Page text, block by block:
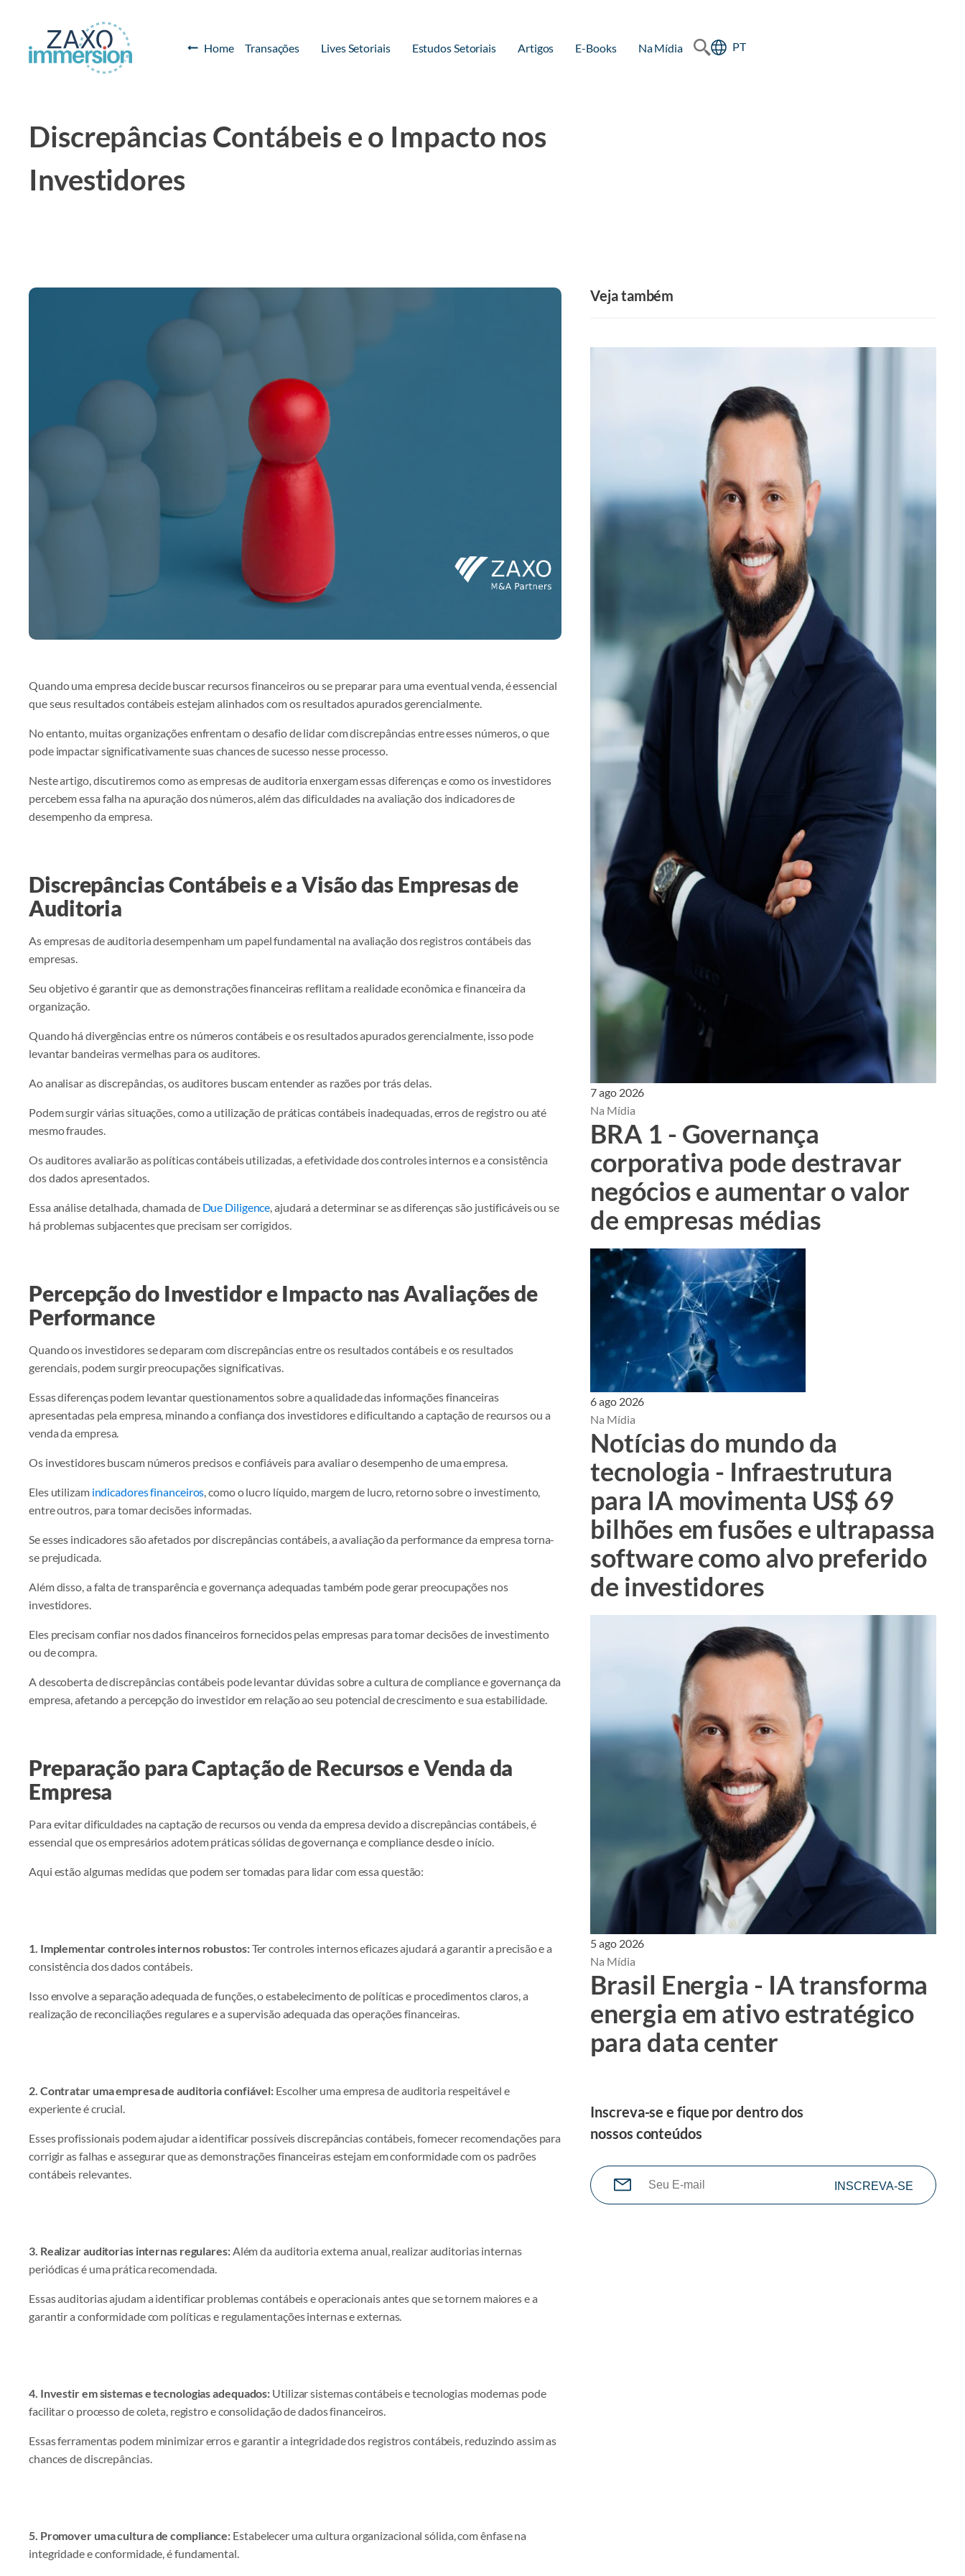
Home Transações Lives Setoriais Estudos Setoriais Artigos E-Books Na Mídia PT
Discrepâncias Contábeis e o Impacto nos
Investidores
Quando uma empresa decide buscar recursos financeiros ou se preparar para uma eventual venda, é essencial
que seus resultados contábeis estejam alinhados com os resultados apurados gerencialmente.
No entanto, muitas organizações enfrentam o desafio de lidar com discrepâncias entre esses números, o que
pode impactar significativamente suas chances de sucesso nesse processo.
Neste artigo, discutiremos como as empresas de auditoria enxergam essas diferenças e como os investidores
percebem essa falha na apuração dos números, além das dificuldades na avaliação dos indicadores de
desempenho da empresa.
Discrepâncias Contábeis e a Visão das Empresas de
Auditoria
As empresas de auditoria desempenham um papel fundamental na avaliação dos registros contábeis das
empresas.
Seu objetivo é garantir que as demonstrações financeiras reflitam a realidade econômica e financeira da
organização.
Quando há divergências entre os números contábeis e os resultados apurados gerencialmente, isso pode
levantar bandeiras vermelhas para os auditores.
Ao analisar as discrepâncias, os auditores buscam entender as razões por trás delas.
Podem surgir várias situações, como a utilização de práticas contábeis inadequadas, erros de registro ou até
mesmo fraudes.
Os auditores avaliarão as políticas contábeis utilizadas, a efetividade dos controles internos e a consistência
dos dados apresentados.
Essa análise detalhada, chamada deDue Diligence, ajudará a determinar se as diferenças são justificáveis ou se
há problemas subjacentes que precisam ser corrigidos.
Percepção do Investidor e Impacto nas Avaliações de
Performance
Quando os investidores se deparam com discrepâncias entre os resultados contábeis e os resultados
gerenciais, podem surgir preocupações significativas.
Essas diferenças podem levantar questionamentos sobre a qualidade das informações financeiras
apresentadas pela empresa, minando a confiança dos investidores e dificultando a captação de recursos ou a
venda da empresa.
Os investidores buscam números precisos e confiáveis para avaliar o desempenho de uma empresa.
Eles utilizam indicadores financeiros, como o lucro líquido, margem de lucro, retorno sobre o investimento,
entre outros, para tomar decisões informadas.
Se esses indicadores são afetados por discrepâncias contábeis, a avaliação da performance da empresa torna-
se prejudicada.
Além disso, a falta de transparência e governança adequadas também pode gerar preocupações nos
investidores.
Eles precisam confiar nos dados financeiros fornecidos pelas empresas para tomar decisões de investimento
ou de compra.
A descoberta de discrepâncias contábeis pode levantar dúvidas sobre a cultura de compliance e governança da
empresa, afetando a percepção do investidor em relação ao seu potencial de crescimento e sua estabilidade.
Preparação para Captação de Recursos e Venda da
Empresa
Para evitar dificuldades na captação de recursos ou venda da empresa devido a discrepâncias contábeis, é
essencial que os empresários adotem práticas sólidas de governança e compliance desde o início.
Aqui estão algumas medidas que podem ser tomadas para lidar com essa questão:
1. Implementar controles internos robustos:Ter controles internos eficazes ajudará a garantir a precisão e a
consistência dos dados contábeis.
Isso envolve a separação adequada de funções, o estabelecimento de políticas e procedimentos claros, a
realização de reconciliações regulares e a supervisão adequada das operações financeiras.
2. Contratar uma empresa de auditoria confiável: Escolher uma empresa de auditoria respeitável e
experiente é crucial.
Esses profissionais podem ajudar a identificar possíveis discrepâncias contábeis, fornecer recomendações para
corrigir as falhas e assegurar que as demonstrações financeiras estejam em conformidade com os padrões
contábeis relevantes.
3. Realizar auditorias internas regulares:Além da auditoria externa anual, realizar auditorias internas
periódicas é uma prática recomendada.
Essas auditorias ajudam a identificar problemas contábeis e operacionais antes que se tornem maiores e a
garantir a conformidade com políticas e regulamentações internas e externas.
4. Investir em sistemas e tecnologias adequados: Utilizar sistemas contábeis e tecnologias modernas pode
facilitar o processo de coleta, registro e consolidação de dados financeiros.
Essas ferramentas podem minimizar erros e garantir a integridade dos registros contábeis, reduzindo assim as
chances de discrepâncias.
5. Promover uma cultura de compliance: Estabelecer uma cultura organizacional sólida, com ênfase na
integridade e conformidade, é fundamental.
Veja também
7 ago 2026
Na Mídia
BRA 1 - Governança
corporativa pode destravar
negócios e aumentar o valor
de empresas médias
6 ago 2026
Na Mídia
Notícias do mundo da
tecnologia - Infraestrutura
para IA movimenta US$ 69
bilhões em fusões e ultrapassa
software como alvo preferido
de investidores
5 ago 2026
Na Mídia
Brasil Energia - IA transforma
energia em ativo estratégico
para data center
Inscreva-se e fique por dentro dos
nossos conteúdos